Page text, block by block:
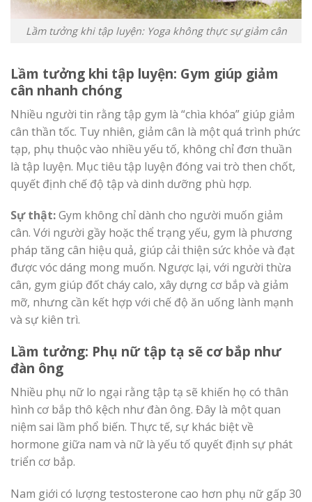
Lầm tưởng khi tập luyện: Yoga không thực sự giảm cân
Lầm tưởng khi tập luyện: Gym giúp giảm
cân nhanh chóng
Nhiều người tin rằng tập gym là “chìa khóa” giúp giảm
cân thần tốc. Tuy nhiên, giảm cân là một quá trình phức
tạp, phụ thuộc vào nhiều yếu tố, không chỉ đơn thuần
là tập luyện. Mục tiêu tập luyện đóng vai trò then chốt,
quyết định chế độ tập và dinh dưỡng phù hợp.
Sự thật:Gym không chỉ dành cho người muốn giảm
cân. Với người gầy hoặc thể trạng yếu, gym là phương
pháp tăng cân hiệu quả, giúp cải thiện sức khỏe và đạt
được vóc dáng mong muốn. Ngược lại, với người thừa
cân, gym giúp đốt cháy calo, xây dựng cơ bắp và giảm
mỡ, nhưng cần kết hợp với chế độ ăn uống lành mạnh
và sự kiên trì.
Lầm tưởng: Phụ nữ tập tạ sẽ cơ bắp như
đàn ông
Nhiều phụ nữ lo ngại rằng tập tạ sẽ khiến họ có thân
hình cơ bắp thô kệch như đàn ông. Đây là một quan
niệm sai lầm phổ biến. Thực tế, sự khác biệt về
hormone giữa nam và nữ là yếu tố quyết định sự phát
triển cơ bắp.
Nam giới có lượng testosterone cao hơn phụ nữ gấp 30